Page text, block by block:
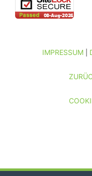
IMPRESSUM|